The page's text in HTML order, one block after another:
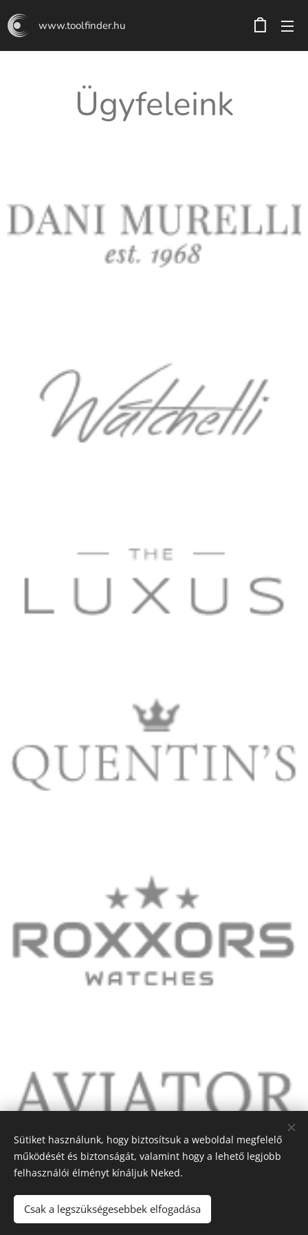
www.toolfinder.hu
Ügyfeleink
Sütiket használunk, hogy biztosítsuk a weboldal megfelelő
működését és biztonságát, valamint hogy a lehető legjobb
felhasználói élményt kínáljuk Neked.
Csak a legszükségesebbek elfogadása